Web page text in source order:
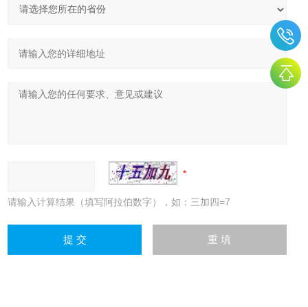
请输入计算结果（填写阿拉伯数字），如：三加四=7